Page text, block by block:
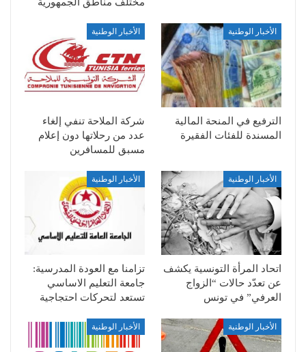
الأخبار الوطنية
الترفيع في المنحة المالية
المسندة للفئات الفقيرة
الأخبار الوطنية
شركة الملاحة تنفي إلغاء
عدد من رحلاتها دون إعلام
مسبق للمسافرين
الأخبار الوطنية
اتحاد المرأة التونسية يكشف
عن تعدّد حالات “الزواج
العرفي” في تونس
الأخبار الوطنية
تزامنا مع العودة المدرسية:
جامعة التعليم الاساسي
تستعد لتحركات احتجاجية
الأخبار الوطنية الأخبار الوطنية